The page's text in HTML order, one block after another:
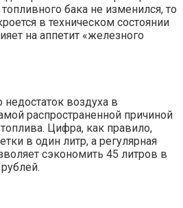
бака не изменился, то
в техническом состоянии
на аппетит «железного
воздуха в
распространенной причиной
Цифра, как правило,
в один литр, а регулярная
сэкономить 45 литров в